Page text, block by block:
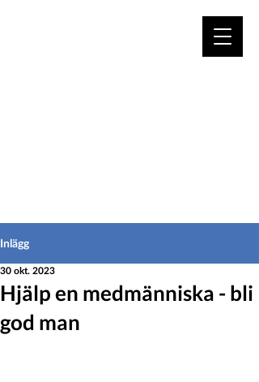
Inlägg
Hjälp en medmänniska - bli
god man
30 okt. 2023